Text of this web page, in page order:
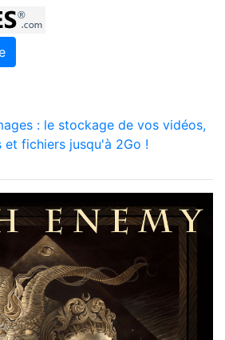
: le stockage de vos vidéos,
et fichiers jusqu'à 2Go !